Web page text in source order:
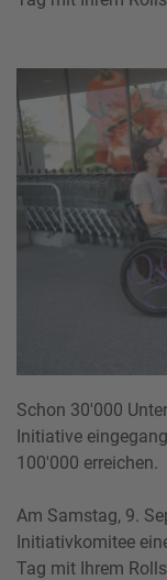
Schon 30'000
Initiative
100'000 erreichen.
Am Samstag, 9.
Initiativkomitee
Tag mit Ihrem